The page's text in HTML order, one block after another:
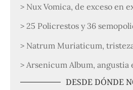
> Nux Vomica, de exceso en
> 25 Policrestos y 36
> Natrum Muriaticum,
> Arsenicum Album, angustia
DESDE DÓNDE